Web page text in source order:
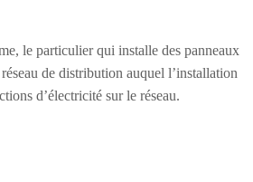
le particulier qui installe des panneaux
de distribution auquel l’installation
d’électricité sur le réseau.